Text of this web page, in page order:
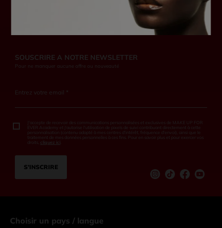
SOUSCRIRE A NOTRE NEWSLETTER
Pour ne manquer aucune offre ou nouveauté
Entrez votre email *
J'accepte de recevoir des communications personnalisées et exclusives de MAKE UP FOR
EVER Academy et j'autorise l'utilisation de pixels de suivi contribuant directement à cette
personnalisation (contenu adapté à mes centres d'intérêt, fréquence d'envoi), ainsi que le
traitement de mes données personnelles à ces fins. Pour en savoir plus et pour exercer vos
droits, cliquez ici
S’INSCRIRE
Choisir un pays / langue